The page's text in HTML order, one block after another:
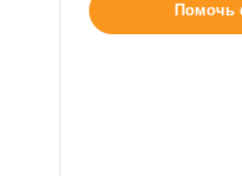
Помочь